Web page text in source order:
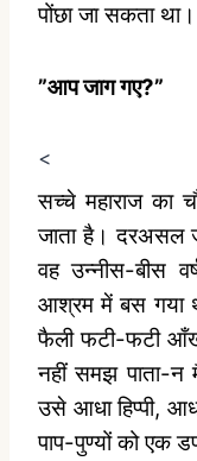
पोंछा जा सकता था।
”आप जाग गए?”
<
सच्‍चे महाराज का
जाता है। दरअसल
वह उन्‍नीस-बीस
आश्रम में बस गया
फैली फटी-फटी
नहीं समझ पाता-न
उसे आधा हिप्‍पी,
पाप-पुण्‍यों को